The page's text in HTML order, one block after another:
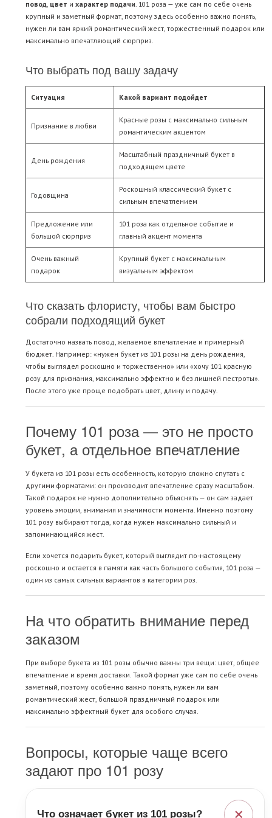
повод цвет и характер подачи . 101 роза — уже сам по себе очень
крупный и заметный формат, поэтому здесь особенно важно понять,
нужен ли вам яркий романтический жест, торжественный подарок или
максимально впечатляющий сюрприз.
Что выбрать под вашу задачу
Ситуация Какой вариант подойдет
Признание в любви
Красные розы с максимально сильным
романтическим акцентом
День рождения
Масштабный праздничный букет в
подходящем цвете
Годовщина
Роскошный классический букет с
сильным впечатлением
Предложение или
большой сюрприз
101 роза как отдельное событие и
главный акцент момента
Очень важный
подарок
Крупный букет с максимальным
визуальным эффектом
Что сказать флористу, чтобы вам быстро
собрали подходящий букет
Достаточно назвать повод, желаемое впечатление и примерный
бюджет. Например: «нужен букет из 101 розы на день рождения,
чтобы выглядел роскошно и торжественно» или «хочу 101 красную
розу для признания, максимально эффектно и без лишней пестроты».
После этого уже проще подобрать цвет, длину и подачу.
Почему 101 роза — это не просто
букет, а отдельное впечатление
У букета из 101 розы есть особенность, которую сложно спутать с
другими форматами: он производит впечатление сразу масштабом.
Такой подарок не нужно дополнительно объяснять — он сам задает
уровень эмоции, внимания и значимости момента. Именно поэтому
101 розу выбирают тогда, когда нужен максимально сильный и
запоминающийся жест.
Если хочется подарить букет, который выглядит по-настоящему
роскошно и остается в памяти как часть большого события, 101 роза —
один из самых сильных вариантов в категории роз.
На что обратить внимание перед
заказом
При выборе букета из 101 розы обычно важны три вещи: цвет, общее
впечатление и время доставки. Такой формат уже сам по себе очень
заметный, поэтому особенно важно понять, нужен ли вам
романтический жест, большой праздничный подарок или
максимально эффектный букет для особого случая.
Вопросы, которые чаще всего
задают про 101 розу
Что означает букет из 101 розы?